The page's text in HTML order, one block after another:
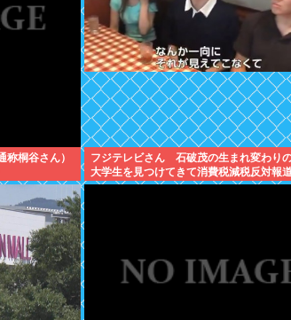
桐谷さん）
フジテレビさん 石破茂の生まれ変わり
大学生を見つけてきて消費税減税反対報
てしまう